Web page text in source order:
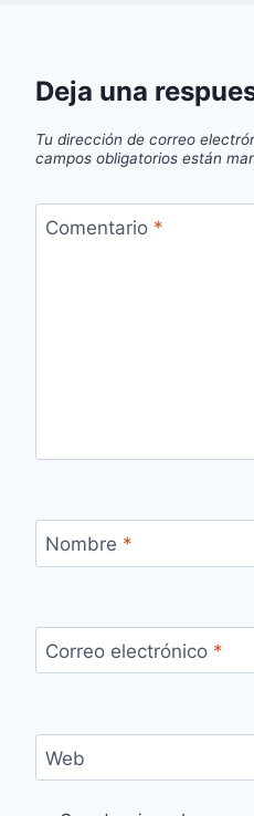
Deja una
Tu dirección de correo
campos obligatorios están
Comentario *
Nombre *
Correo electrónico *
Web